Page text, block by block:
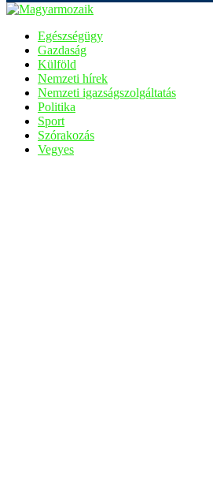
Egészségügy
Gazdaság
Külföld
Nemzeti hírek
Nemzeti igazságszolgáltatás
Politika
Sport
Szórakozás
Vegyes